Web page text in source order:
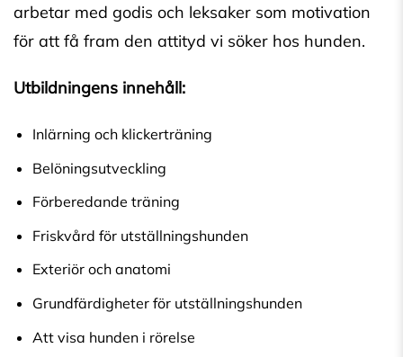
arbetar med godis och leksaker som motivation
för att få fram den attityd vi söker hos hunden.
Utbildningens innehåll:
Inlärning och klickerträning
Belöningsutveckling
Förberedande träning
Friskvård för utställningshunden
Exteriör och anatomi
Grundfärdigheter för utställningshunden
Att visa hunden i rörelse